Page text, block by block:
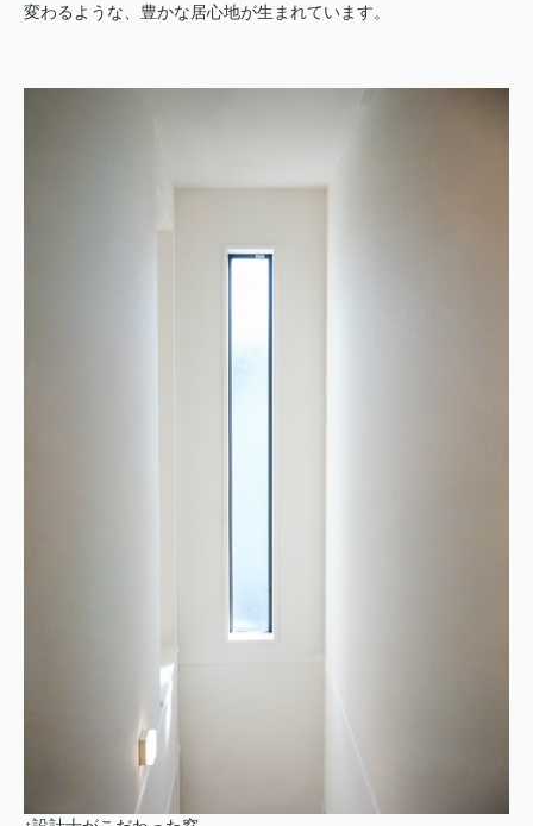
変わるような、豊かな居心地が生まれています。